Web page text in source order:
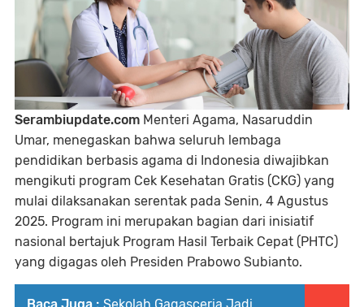
Serambiupdate.com Menteri Agama, Nasaruddin
Umar, menegaskan bahwa seluruh lembaga
pendidikan berbasis agama di Indonesia diwajibkan
mengikuti program Cek Kesehatan Gratis (CKG) yang
mulai dilaksanakan serentak pada Senin, 4 Agustus
2025. Program ini merupakan bagian dari inisiatif
nasional bertajuk Program Hasil Terbaik Cepat (PHTC)
yang digagas oleh Presiden Prabowo Subianto.